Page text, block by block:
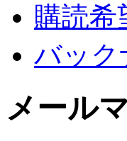
購読希
バック
メール